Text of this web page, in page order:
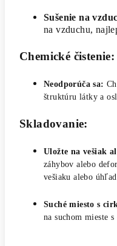
Sušenie na
na vzduchu,
Chemické čistenie:
Neodporúča sa:
štruktúru látky a
Skladovanie:
Uložte na vešiak
záhybov alebo
vešiaku alebo
Suché miesto s
na suchom mieste